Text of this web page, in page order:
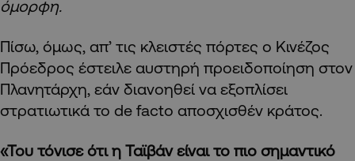
όμορφη.
Πίσω, όμως, απ’ τις κλειστές πόρτες ο Κινέζος
Πρόεδρος έστειλε αυστηρή προειδοποίηση στον
Πλανητάρχη, εάν διανοηθεί να εξοπλίσει
στρατιωτικά το de facto αποσχισθέν κράτος.
«Του τόνισε ότι η Ταϊβάν είναι το πιο σημαντικό